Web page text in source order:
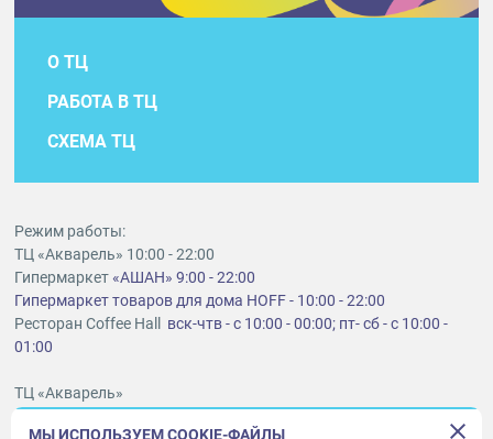
О ТЦ
РАБОТА В ТЦ
СХЕМА ТЦ
Режим работы:
ТЦ «Акварель» 10:00 - 22:00
Гипермаркет«АШАН» 9:00 - 22:00
Гипермаркет товаров для дома HOFF - 10:00 - 22:00
Ресторан Coffee Hall вск-чтв - с 10:00 - 00:00; пт- сб - с 10:00 -
01:00
ТЦ «Акварель»
МЫ ИСПОЛЬЗУЕМ COOKIE-ФАЙЛЫ